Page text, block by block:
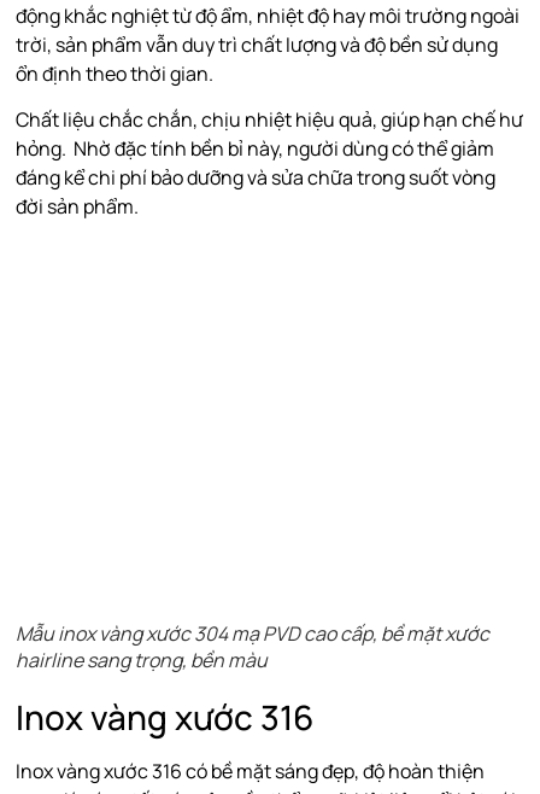
động khắc nghiệt từ độ ẩm, nhiệt độ hay môi trường ngoài
trời, sản phẩm vẫn duy trì chất lượng và độ bền sử dụng
ổn định theo thời gian.
Chất liệu chắc chắn, chịu nhiệt hiệu quả, giúp hạn chế hư
hỏng. Nhờ đặc tính bền bỉ này, người dùng có thể giảm
đáng kể chi phí bảo dưỡng và sửa chữa trong suốt vòng
đời sản phẩm.
Mẫu inox vàng xước 304 mạ PVD cao cấp, bề mặt xước
hairline sang trọng, bền màu
Inox vàng xước 316
Inox vàng xước 316 có bề mặt sáng đẹp, độ hoàn thiện